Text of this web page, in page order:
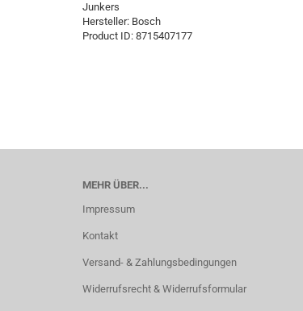
Junkers
Hersteller: Bosch
Product ID: 8715407177
MEHR ÜBER...
Impressum
Kontakt
Versand- & Zahlungsbedingungen
Widerrufsrecht & Widerrufsformular